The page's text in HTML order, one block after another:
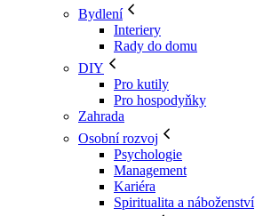
Bydlení
Interiery
Rady do domu
DIY
Pro kutily
Pro hospodyňky
Zahrada
Osobní rozvoj
Psychologie
Management
Kariéra
Spiritualita a náboženství